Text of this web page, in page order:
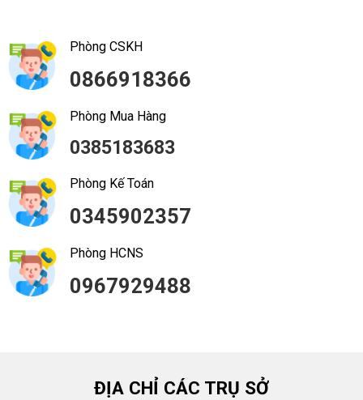
Phòng CSKH
0866918366
Phòng Mua Hàng
0385183683
Phòng Kế Toán
0345902357
Phòng HCNS
0967929488
ĐỊA CHỈ CÁC TRỤ SỞ